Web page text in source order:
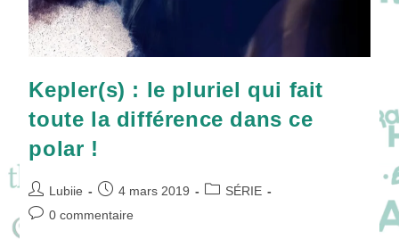
Kepler(s) : le pluriel qui fait
toute la différence dans ce
polar !
Auteur/autrice
de
Lubiie
Publication
publiée :
4 mars 2019
PostSÉRIE
Commentaires
0 commentaire